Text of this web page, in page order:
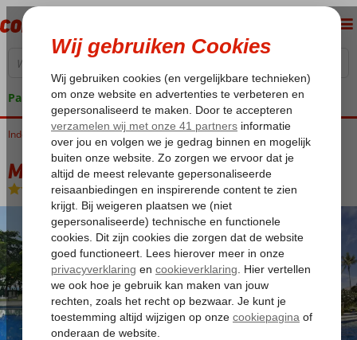
Pakketgarantie
Home
Indonesië Bali Sanur Mercure Resort Sanur
Mercure Resort Sanur
Logies en ontbijt -Hotel